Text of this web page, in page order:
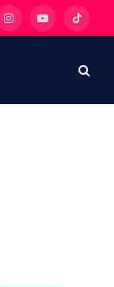
InstagramYouTubeTikTok